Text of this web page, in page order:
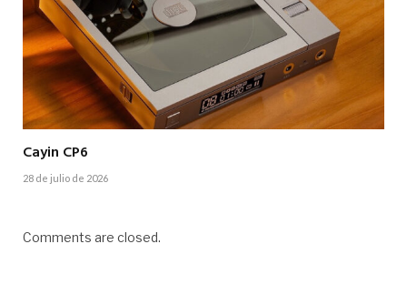
Cayin CP6
28 de julio de 2026
Comments are closed.